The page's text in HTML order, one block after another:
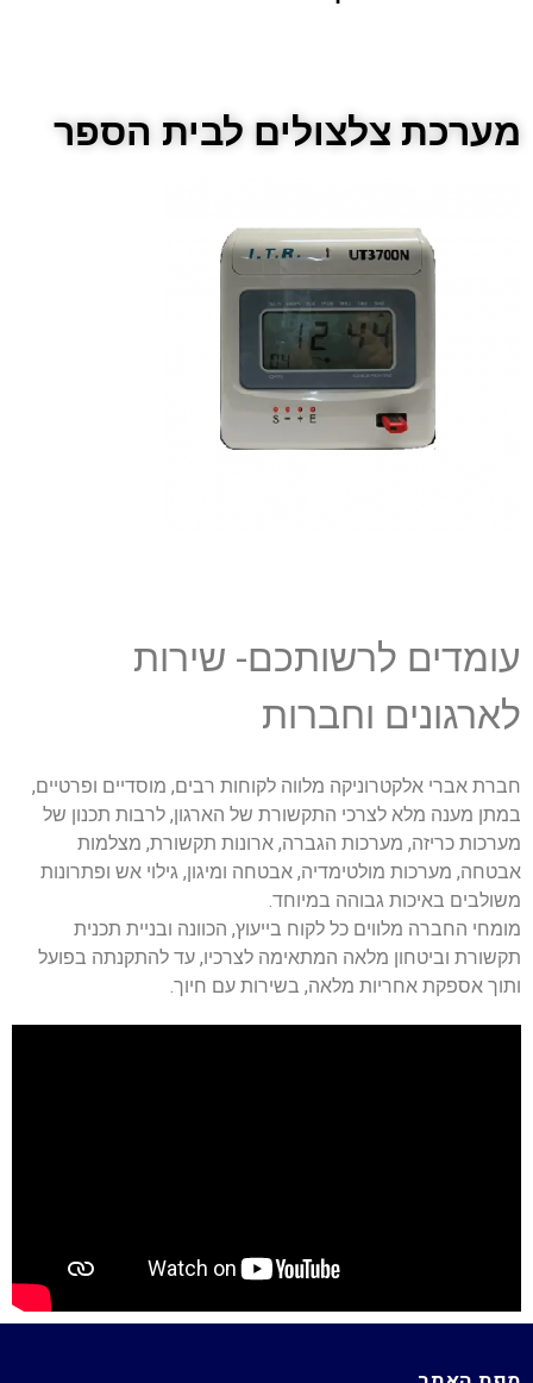
מערכת צלצולים לבית הספר
עומדים לרשותכם- שירות
לארגונים וחברות
חברת אברי אלקטרוניקה מלווה לקוחות רבים, מוסדיים ופרטיים,
במתן מענה מלא לצרכי התקשורת של הארגון, לרבות תכנון של
מערכות כריזה, מערכות הגברה, ארונות תקשורת, מצלמות
אבטחה, מערכות מולטימדיה, אבטחה ומיגון, גילוי אש ופתרונות
משולבים באיכות גבוהה במיוחד.
מומחי החברה מלווים כל לקוח בייעוץ, הכוונה ובניית תכנית
תקשורת וביטחון מלאה המתאימה לצרכיו, עד להתקנתה בפועל
ותוך אספקת אחריות מלאה, בשירות עם חיוך.